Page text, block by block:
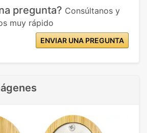
pregunta? Consúltanos y
muy rápido
ENVIAR UNA PREGUNTA